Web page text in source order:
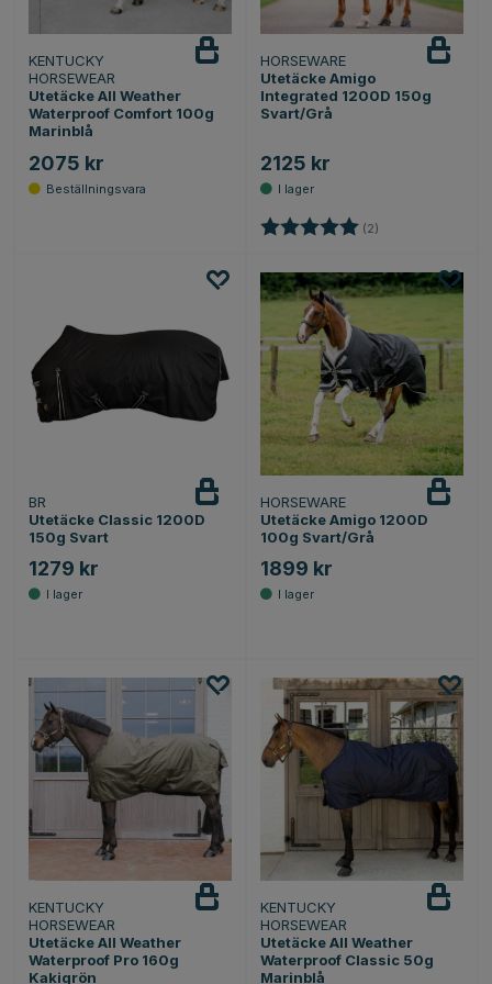
KENTUCKY
HORSEWEAR
Utetäcke All Weather
Waterproof Comfort 100g
Marinblå
2075 kr
HORSEWARE
Utetäcke Amigo
Integrated 1200D 150g
Svart/Grå
2125 kr
Betyg: (2)
BR
Utetäcke Classic 1200D
150g Svart
1279 kr
HORSEWARE
Utetäcke Amigo 1200D
100g Svart/Grå
1899 kr
KENTUCKY
HORSEWEAR
Utetäcke All Weather
Waterproof Pro 160g
Kakigrön
KENTUCKY
HORSEWEAR
Utetäcke All Weather
Waterproof Classic 50g
Marinblå